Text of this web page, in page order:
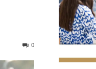
0